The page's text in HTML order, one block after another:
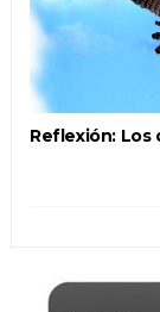
Reflexión: Los